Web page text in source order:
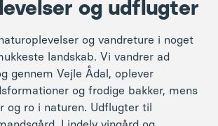
Lindely vingård og
kombinerer historie, kultur og
hvor vi både fordyber os og deler
med hinanden.
workshops og højskolens
det en uge fyldt med energi, glæde
uge, hvor vi fejrer livet og alt det,